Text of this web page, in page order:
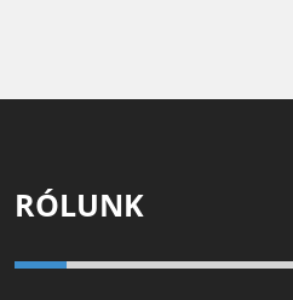
RÓLUNK